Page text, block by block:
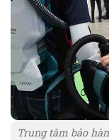
Trung tâm bảo